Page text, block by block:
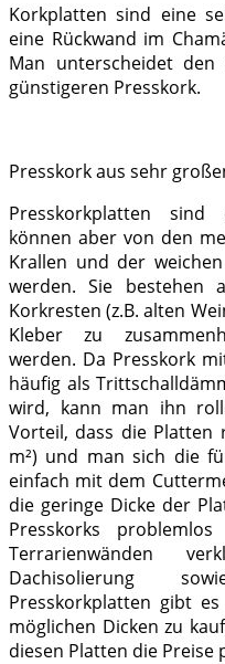
Korkplatten sind eine
eine Rückwand im
Man unterscheidet
günstigeren Presskork.
Presskork aus sehr
Presskorkplatten sind
können aber von den
Krallen und der
werden. Sie bestehen
Korkresten (z.B. alten
Kleber zu
werden. Da Presskork
häufig als
wird, kann man ihn
Vorteil, dass die Platten
m²) und man sich die
einfach mit dem
die geringe Dicke der
Presskorks
Terrarienwänden
Dachisolierung
Presskorkplatten gibt
möglichen Dicken zu
diesen Platten die